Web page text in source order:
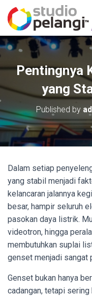
Pentingnya
yang
Published by
Dalam setiap
yang stabil menjadi
kelancaran jalannya
besar, hampir seluruh
pasokan daya listrik.
videotron, hingga
membutuhkan suplai
genset menjadi sangat
Genset bukan hanya
cadangan, tetapi